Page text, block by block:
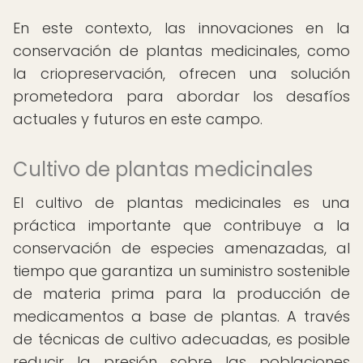
En este contexto, las innovaciones en la
conservación de plantas medicinales, como
la criopreservación, ofrecen una solución
prometedora para abordar los desafíos
actuales y futuros en este campo.
Cultivo de plantas medicinales
El cultivo de plantas medicinales es una
práctica importante que contribuye a la
conservación de especies amenazadas, al
tiempo que garantiza un suministro sostenible
de materia prima para la producción de
medicamentos a base de plantas. A través
de técnicas de cultivo adecuadas, es posible